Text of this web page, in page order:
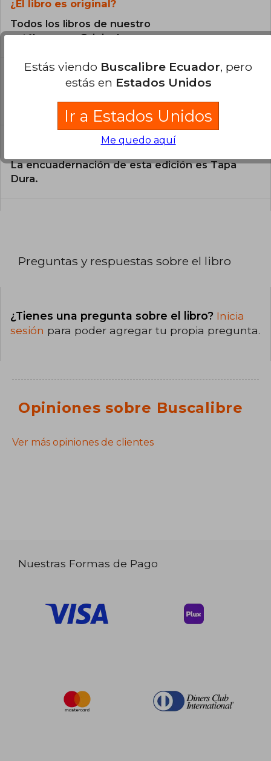
¿El libro es original?
Todos los libros de nuestro
catálogo son Originales.
¿En qué Idioma está escrito el
El libro está escrito en Inglés.
¿Cuál es la encuadernación de este libro?
La encuadernación de esta edición es Tapa
Dura.
Preguntas y respuestas sobre el libro
¿Tienes una pregunta sobre el libro? Inicia
sesión para poder agregar tu propia pregunta.
Opiniones sobre Buscalibre
Ver más opiniones de clientes
Nuestras Formas de Pago
Estás viendo Buscalibre Ecuador, pero
estás en Estados Unidos
Ir a Estados Unidos
Me quedo aquí